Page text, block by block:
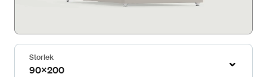
Storlek
90x200